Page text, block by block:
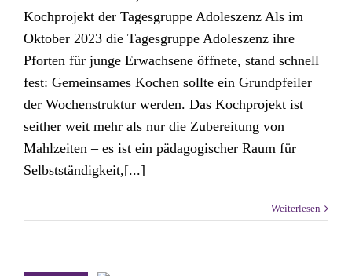
Kochprojekt der Tagesgruppe Adoleszenz Als im
Oktober 2023 die Tagesgruppe Adoleszenz ihre
Pforten für junge Erwachsene öffnete, stand schnell
fest: Gemeinsames Kochen sollte ein Grundpfeiler
der Wochenstruktur werden. Das Kochprojekt ist
seither weit mehr als nur die Zubereitung von
Mahlzeiten – es ist ein pädagogischer Raum für
Selbstständigkeit,[...]
Weiterlesen